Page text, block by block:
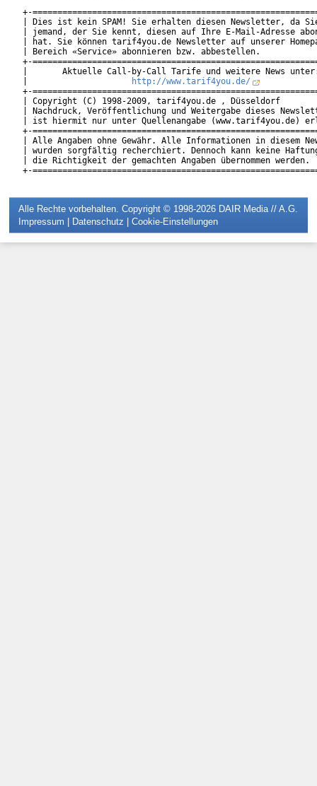
+-
| Dies ist kein SPAM! Sie erhalten diesen Newsletter, da
| jemand, der Sie kennt, diesen auf Ihre E-Mail-Adresse
| hat. Sie können tarif4you.de Newsletter auf unserer
| Bereich «Service» abonnieren bzw. abbestellen.
+-
|       Aktuelle Call-by-Call Tarife und weitere News
http://www.tarif4you.de/
+-
| Copyright (C) 1998-2009, tarif4you.de , Düsseldorf
| Nachdruck, Veröffentlichung und Weitergabe dieses
| ist hiermit nur unter Quellenangabe (www.tarif4you.de)
+-
| Alle Angaben ohne Gewähr. Alle Informationen in diesem
| wurden sorgfältig recherchiert. Dennoch kann keine
| die Richtigkeit der gemachten Angaben übernommen
Alle Rechte vorbehalten. Copyright © 1998-2026 DAIR Media // A.G.
Impressum | Datenschutz | Cookie-Einstellungen